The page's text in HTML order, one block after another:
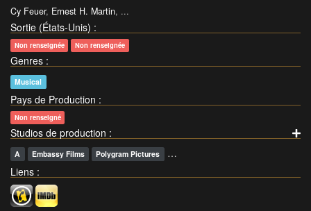
Cy Feuer, Ernest H. Martin, ...
Sortie (États-Unis) :
Non renseignée Non renseignée
Genres :
Musical
Pays de Production :
Non renseigné
Studios de production :
A Embassy Films Polygram Pictures
…
Liens :